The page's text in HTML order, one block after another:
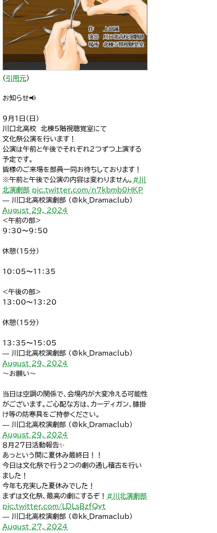
（ 引用元）
お知らせ📢
９月１日(日)
川口北高校 北棟5階視聴覚室にて
文化祭公演を行います！
公演は午前と午後でそれぞれ２つずつ上演する
予定です。
皆様のご来場を部員一同お待ちしております！
※午前と午後で公演の内容は変わりません。 #川
北演劇部 pic.twitter.com/n7kbmb0HKP
— 川口北高校演劇部 (@kk_Dramaclub)
August 29, 2024
<午前の部>
9：30〜9：50
休憩(15分)
10：05〜11：35
<午後の部>
13：00〜13：20
休憩(15分)
13：35〜15：05
— 川口北高校演劇部 (@kk_Dramaclub)
August 29, 2024
～お願い～
当日は空調の関係で、会場内が大変冷える可能性
がございます。ご心配な方は、カーディガン、膝掛
け等の防寒具をご持参ください。
— 川口北高校演劇部 (@kk_Dramaclub)
August 29, 2024
８月２７日活動報告✨
あっという間に夏休み最終日！！
今日は文化祭で行う２つの劇の通し稽古を行い
ました！
今年も充実した夏休みでした！
まずは文化祭、最高の劇にするぞ！ #川北演劇部
pic.twitter.com/LDLsBzfQyt
— 川口北高校演劇部 (@kk_Dramaclub)
August 27, 2024